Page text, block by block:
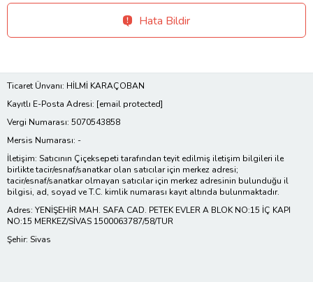
Hata Bildir
Ticaret Ünvanı: HİLMİ KARAÇOBAN
Kayıtlı E-Posta Adresi: [email protected]
Vergi Numarası: 5070543858
Mersis Numarası: -
İletişim: Satıcının Çiçeksepeti tarafından teyit edilmiş iletişim bilgileri ile
birlikte tacir/esnaf/sanatkar olan satıcılar için merkez adresi;
tacir/esnaf/sanatkar olmayan satıcılar için merkez adresinin bulunduğu il
bilgisi, ad, soyad ve T.C. kimlik numarası kayıt altında bulunmaktadır.
Adres: YENİŞEHİR MAH. SAFA CAD. PETEK EVLER A BLOK NO:15 İÇ KAPI
NO:15 MERKEZ/SİVAS 1500063787/58/TUR
Şehir: Sivas